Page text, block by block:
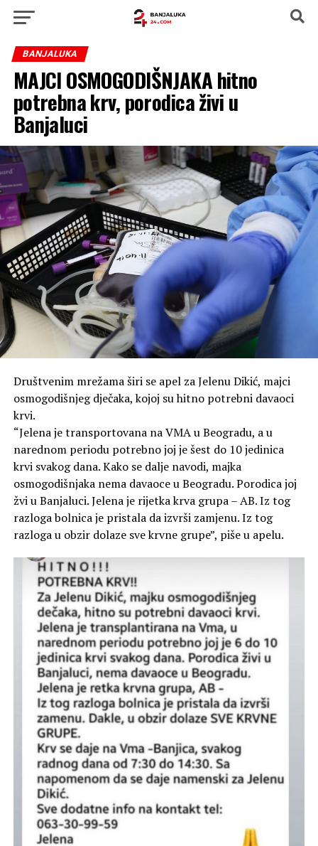
BANJALUKA
MAJCI OSMOGODIŠNJAKA hitno
potrebna krv, porodica živi u
Banjaluci
Društvenim mrežama širi se apel za Jelenu Dikić, majci
osmogodišnjeg dječaka, kojoj su hitno potrebni davaoci
krvi.
“Jelena je transportovana na VMA u Beogradu, a u
narednom periodu potrebno joj je šest do 10 jedinica
krvi svakog dana. Kako se dalje navodi, majka
osmogodišnjaka nema davaoce u Beogradu. Porodica joj
žvi u Banjaluci. Jelena je rijetka krva grupa – AB. Iz tog
razloga bolnica je pristala da izvrši zamjenu. Iz tog
razloga u obzir dolaze sve krvne grupe”, piše u apelu.